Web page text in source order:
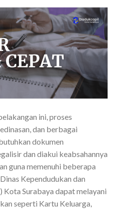
ini, proses
dan berbagai
dokumen
dan diakui keabsahannya
guna memenuhi beberapa
Kependudukan dan
Surabaya dapat melayani
seperti Kartu Keluarga,